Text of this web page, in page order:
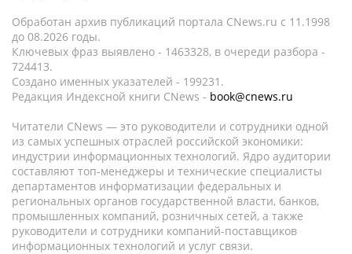
Обработан архив публикаций портала CNews.ru c 11.1998
до 08.2026 годы.
Ключевых фраз выявлено - 1463328, в очереди разбора -
724413.
Создано именных указателей - 199231.
Редакция Индексной книги CNews - book@cnews.ru
Читатели CNews — это руководители и сотрудники одной
из самых успешных отраслей российской экономики:
индустрии информационных технологий. Ядро аудитории
составляют топ-менеджеры и технические специалисты
департаментов информатизации федеральных и
региональных органов государственной власти, банков,
промышленных компаний, розничных сетей, а также
руководители и сотрудники компаний-поставщиков
информационных технологий и услуг связи.